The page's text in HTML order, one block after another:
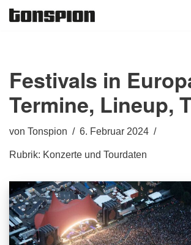
Festivals in
Termine, Lineup,
von Tonspion 6. Februar 2024
Rubrik: Konzerte und Tourdaten